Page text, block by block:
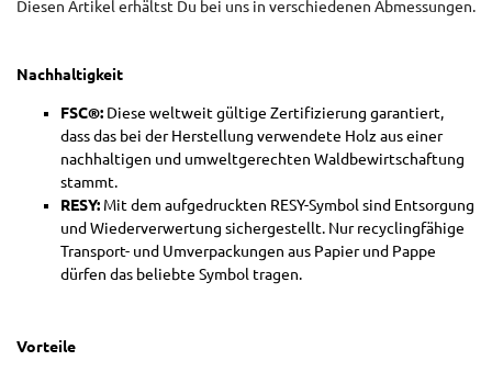
Diesen Artikel erhältst Du bei uns in verschiedenen Abmessungen.
Nachhaltigkeit
FSC®: Diese weltweit gültige Zertifizierung garantiert,
dass das bei der Herstellung verwendete Holz aus einer
nachhaltigen und umweltgerechten Waldbewirtschaftung
stammt.
RESY: Mit dem aufgedruckten RESY-Symbol sind Entsorgung
und Wiederverwertung sichergestellt. Nur recyclingfähige
Transport- und Umverpackungen aus Papier und Pappe
dürfen das beliebte Symbol tragen.
Vorteile